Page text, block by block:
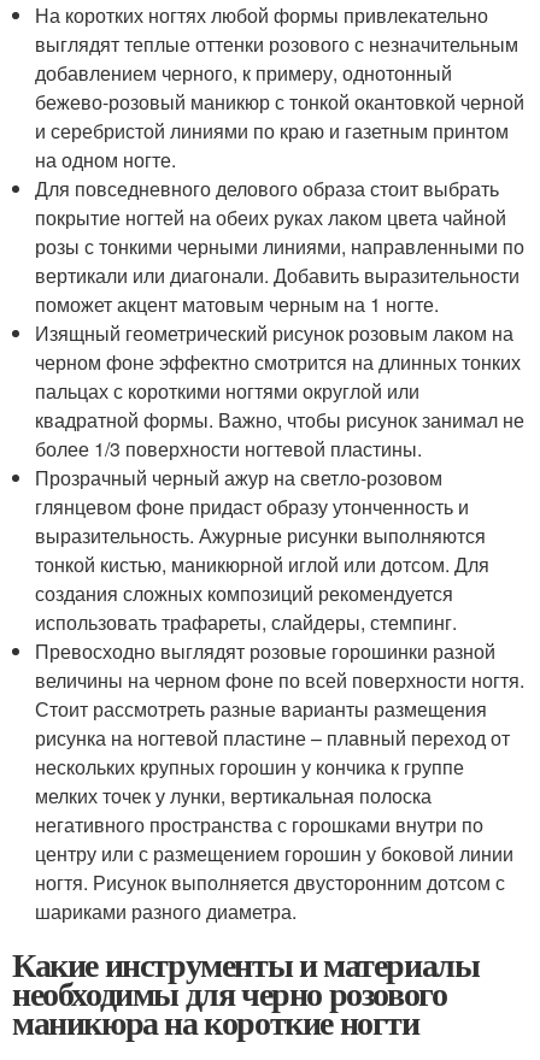
На коротких ногтях любой формы привлекательно
выглядят теплые оттенки розового с незначительным
добавлением черного, к примеру, однотонный
бежево-розовый маникюр с тонкой окантовкой черной
и серебристой линиями по краю и газетным принтом
на одном ногте.
Для повседневного делового образа стоит выбрать
покрытие ногтей на обеих руках лаком цвета чайной
розы с тонкими черными линиями, направленными по
вертикали или диагонали. Добавить выразительности
поможет акцент матовым черным на 1 ногте.
Изящный геометрический рисунок розовым лаком на
черном фоне эффектно смотрится на длинных тонких
пальцах с короткими ногтями округлой или
квадратной формы. Важно, чтобы рисунок занимал не
более 1/3 поверхности ногтевой пластины.
Прозрачный черный ажур на светло-розовом
глянцевом фоне придаст образу утонченность и
выразительность. Ажурные рисунки выполняются
тонкой кистью, маникюрной иглой или дотсом. Для
создания сложных композиций рекомендуется
использовать трафареты, слайдеры, стемпинг.
Превосходно выглядят розовые горошинки разной
величины на черном фоне по всей поверхности ногтя.
Стоит рассмотреть разные варианты размещения
рисунка на ногтевой пластине – плавный переход от
нескольких крупных горошин у кончика к группе
мелких точек у лунки, вертикальная полоска
негативного пространства с горошками внутри по
центру или с размещением горошин у боковой линии
ногтя. Рисунок выполняется двусторонним дотсом с
шариками разного диаметра.
Какие инструменты и материалы
необходимы для черно розового
маникюра на короткие ногти